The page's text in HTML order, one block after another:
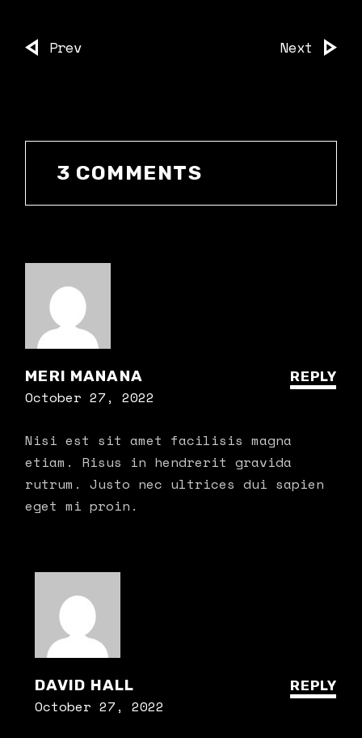
Prev Next
3 COMMENTS
MERI MANANA
October 27, 2022
REPLY
Nisi est sit amet facilisis magna
etiam. Risus in hendrerit gravida
rutrum. Justo nec ultrices dui sapien
eget mi proin.
DAVID HALL
October 27, 2022
REPLY